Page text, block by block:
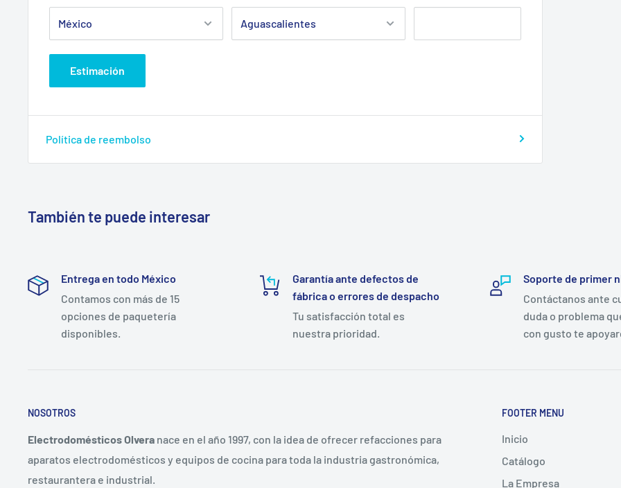
Estimación
Política de reembolso
También te puede interesar
Entrega en todo México
Contamos con más de 15
opciones de paquetería
disponibles.
Garantía ante defectos de
fábrica o errores de despacho
Tu satisfacción total es
nuestra prioridad.
Soporte de primer
Contáctanos ante
duda o problema
con gusto te
NOSOTROS
Electrodomésticos Olvera nace en el año 1997, con la idea de ofrecer refacciones para
aparatos electrodomésticos y equipos de cocina para toda la industria gastronómica,
restaurantera e industrial.
FOOTER MENU
Inicio
Catálogo
La Empresa